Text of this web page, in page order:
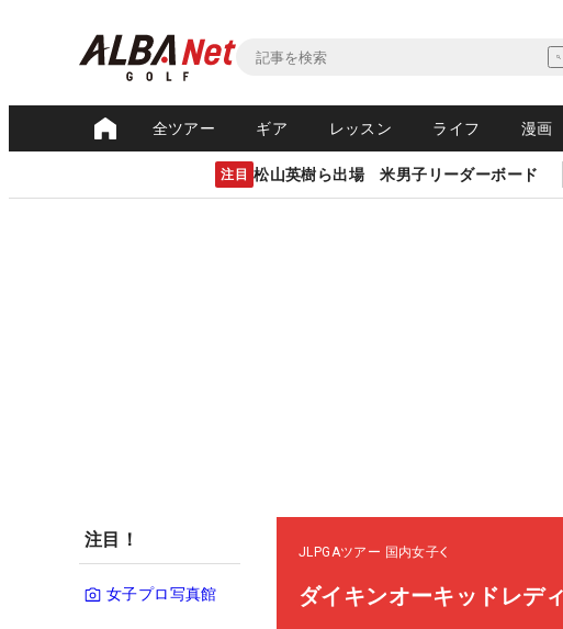
全ツアー ギア レッスン ライフ 漫画
注目 松山英樹ら出場 米男子リーダーボード
注目！
女子プロ写真館
JLPGAツアー 国内女子
ダイキンオーキッドレデ